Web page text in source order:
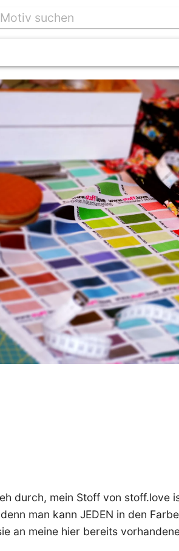
durch, mein Stoff von stoff.love
man kann JEDEN in den
an meine hier bereits